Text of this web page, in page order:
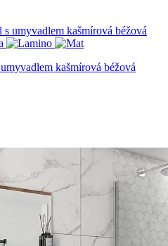
kašmírová béžová